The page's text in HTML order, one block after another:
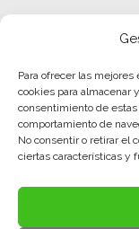
Para ofrecer las
cookies para almacenar
consentimiento de
comportamiento de
No consentir o retirar el
ciertas características y